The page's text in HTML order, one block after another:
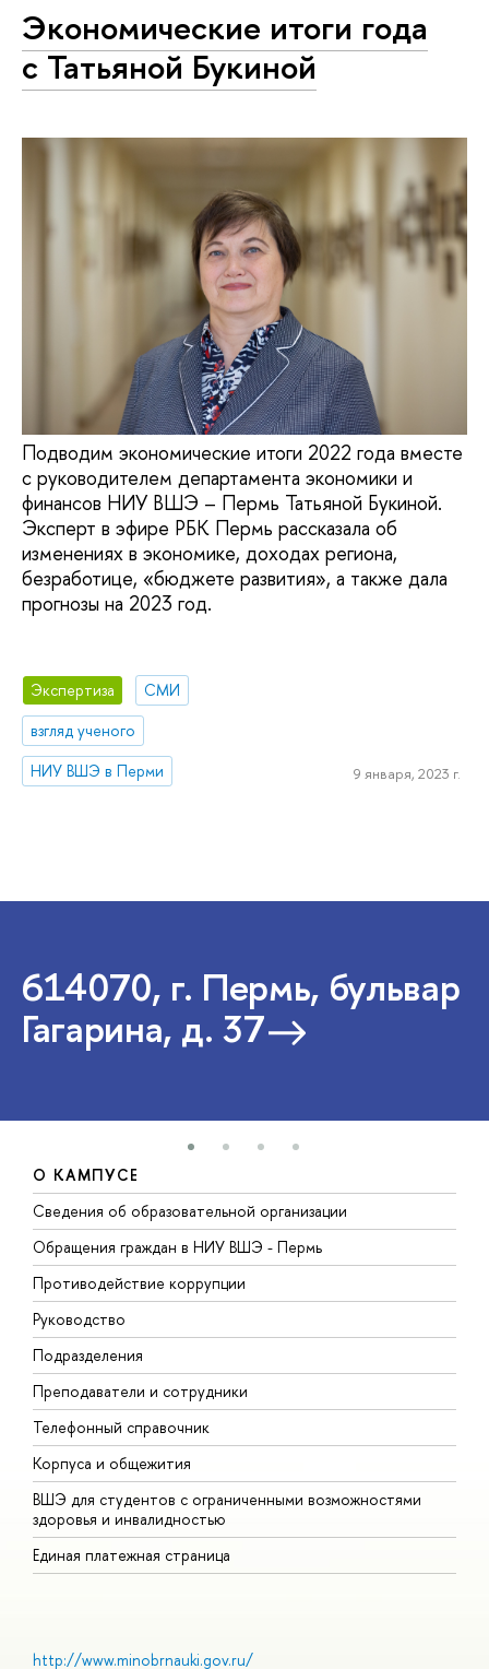
Экономические итоги года
с Татьяной Букиной
Подводим экономические итоги 2022 года вместе
с руководителем департамента экономики и
финансов НИУ ВШЭ – Пермь Татьяной Букиной.
Эксперт в эфире РБК Пермь рассказала об
изменениях в экономике, доходах региона,
безработице, «бюджете развития», а также дала
прогнозы на 2023 год.
Экспертиза
СМИ
взгляд ученого
НИУ ВШЭ в Перми
9 января, 2023 г.
614070, г. Пермь, бульвар
Гагарина, д. 37
О КАМПУСЕ
Сведения об образовательной организации
Обращения граждан в НИУ ВШЭ - Пермь
Противодействие коррупции
Руководство
Подразделения
Преподаватели и сотрудники
Телефонный справочник
Корпуса и общежития
ВШЭ для студентов с ограниченными возможностями
здоровья и инвалидностью
Единая платежная страница
http://www.minobrnauki.gov.ru/